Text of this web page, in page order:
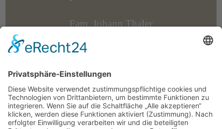
Fam. Johann Thaler
I-39042 Brixen
Tel. +39 349 2946473
Tel. +39 348 7722435
info@untermoar.com